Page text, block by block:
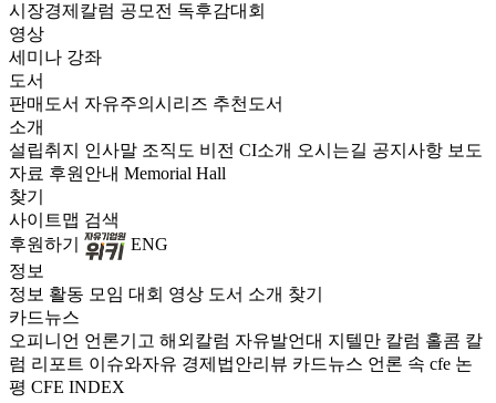
시장경제칼럼 공모전 독후감대회
영상
세미나 강좌
도서
판매도서 자유주의시리즈 추천도서
소개
설립취지 인사말 조직도 비전 CI소개 오시는길 공지사항 보도
자료 후원안내 Memorial Hall
찾기
사이트맵 검색
후원하기
ENG
정보
정보 활동 모임 대회 영상 도서 소개 찾기
카드뉴스
오피니언 언론기고 해외칼럼 자유발언대 지텔만 칼럼 홀콤 칼
럼 리포트 이슈와자유 경제법안리뷰 카드뉴스 언론 속 cfe 논
평 CFE INDEX